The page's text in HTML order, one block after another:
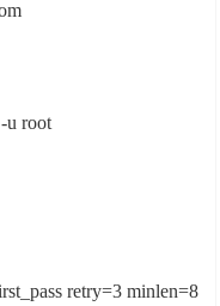
u root
retry=3 minlen=8